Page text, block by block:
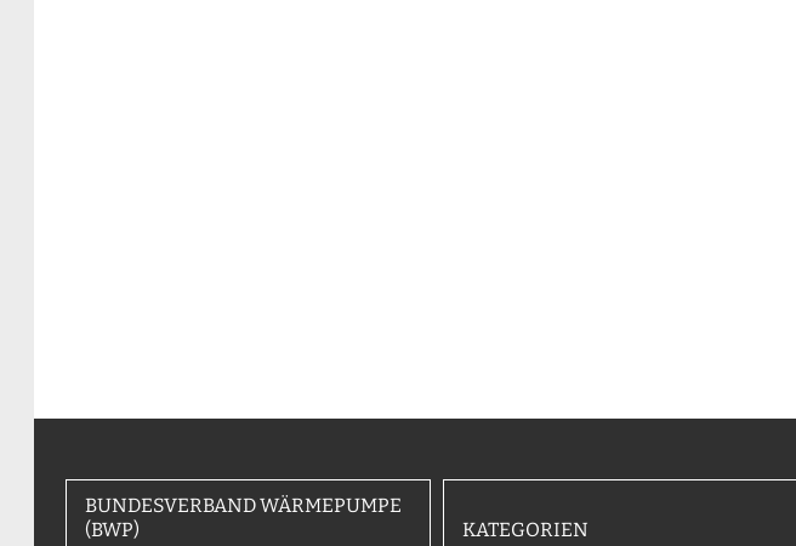
BUNDESVERBAND WÄRMEPUMPE
(BWP)
KATEGORIEN